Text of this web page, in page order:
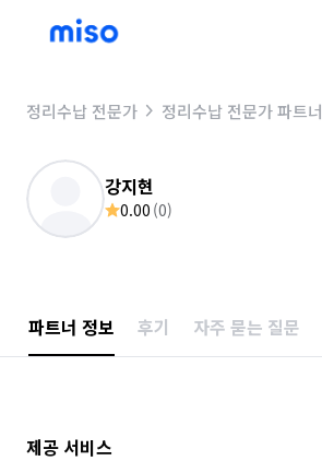
정리수납 전문가 정리수납 전문가 파트너
강지현
0.00 (0)
파트너 정보 후기 자주 묻는 질문
제공 서비스